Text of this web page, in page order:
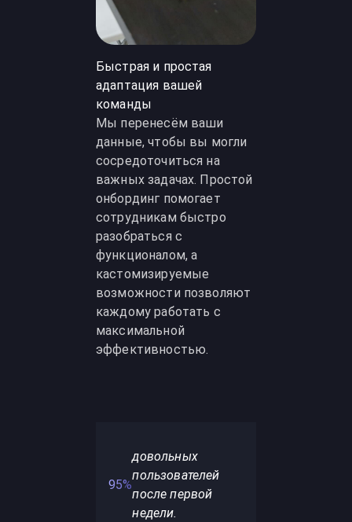
Быстрая и простая
адаптация вашей
команды
Мы перенесём ваши
данные, чтобы вы могли
сосредоточиться на
важных задачах. Простой
онбординг помогает
сотрудникам быстро
разобраться с
функционалом, а
кастомизируемые
возможности позволяют
каждому работать с
максимальной
эффективностью.
95%
довольных
пользователей
после первой
недели.